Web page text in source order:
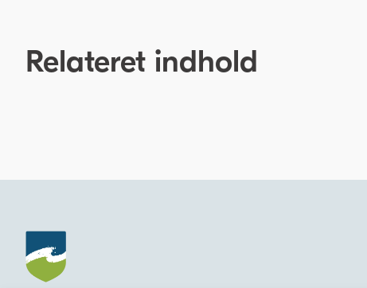
Relateret indhold